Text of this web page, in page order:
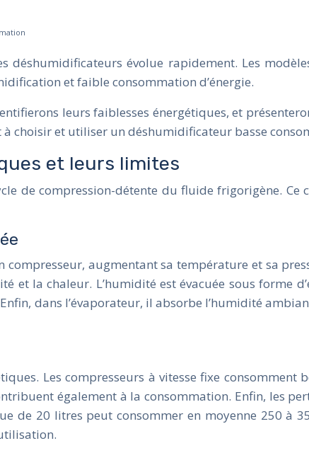
déshumidificateurs évolue rapidement. Les
et faible consommation d’énergie.
leurs faiblesses énergétiques, et
choisir et utiliser un déshumidificateur basse
et leurs limites
de compression-détente du fluide frigorigène. Ce
augmentant sa température et sa
la chaleur. L’humidité est évacuée sous forme
dans l’évaporateur, il absorbe l’humidité
Les compresseurs à vitesse fixe consomment
également à la consommation. Enfin, les
de 20 litres peut consommer en moyenne 250 à